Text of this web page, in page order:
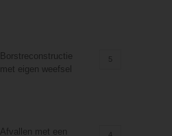
Borstreconstructie
met eigen weefsel
5
Afvallen met een